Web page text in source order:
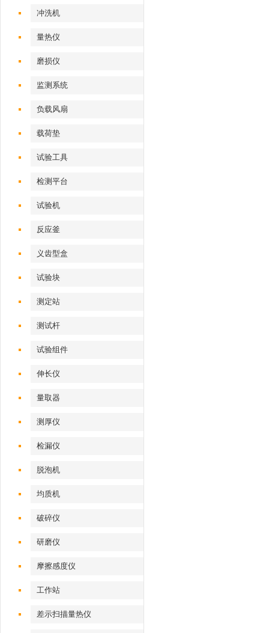
冲洗机
量热仪
磨损仪
监测系统
负载风扇
载荷垫
试验工具
检测平台
试验机‌
反应釜
义齿型盒
试验块
测定站‌
测试杆
试验组件
伸长仪
量取器
测厚仪
检漏仪
脱泡机
均质机
破碎仪
研磨仪
摩擦感度仪
工作站
差示扫描量热仪